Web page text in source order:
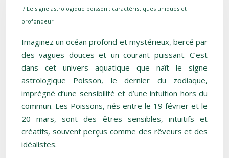
/ Le signe astrologique poisson : caractéristiques uniques et
profondeur
Imaginez un océan profond et mystérieux, bercé par
des vagues douces et un courant puissant. C’est
dans cet univers aquatique que naît le signe
astrologique Poisson, le dernier du zodiaque,
imprégné d’une sensibilité et d’une intuition hors du
commun. Les Poissons, nés entre le 19 février et le
20 mars, sont des êtres sensibles, intuitifs et
créatifs, souvent perçus comme des rêveurs et des
idéalistes.